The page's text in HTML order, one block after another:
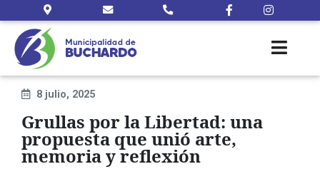
8 julio, 2025
Grullas por la Libertad: una
propuesta que unió arte,
memoria y reflexión